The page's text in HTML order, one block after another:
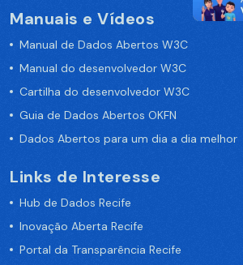
Manuais e Vídeos
Manual de Dados Abertos W3C
Manual do desenvolvedor W3C
Cartilha do desenvolvedor W3C
Guia de Dados Abertos OKFN
Dados Abertos para um dia a dia melhor
Links de Interesse
Hub de Dados Recife
Inovação Aberta Recife
Portal da Transparência Recife